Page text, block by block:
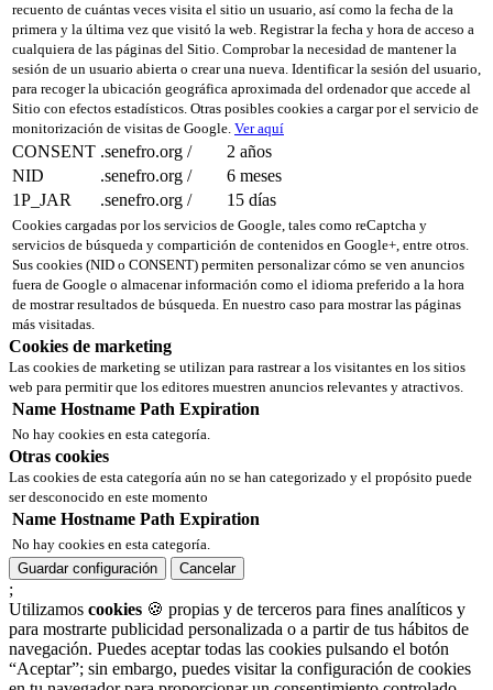
recuento de cuántas veces visita el sitio un usuario, así como la fecha de la
primera y la última vez que visitó la web. Registrar la fecha y hora de acceso a
cualquiera de las páginas del Sitio. Comprobar la necesidad de mantener la
sesión de un usuario abierta o crear una nueva. Identificar la sesión del usuario,
para recoger la ubicación geográfica aproximada del ordenador que accede al
Sitio con efectos estadísticos. Otras posibles cookies a cargar por el servicio de
monitorización de visitas de Google. Ver aquí
CONSENT .senefro.org /
2 años
NID
.senefro.org /
6 meses
1P_JAR
.senefro.org / 15 días
Cookies cargadas por los servicios de Google, tales como reCaptcha y
servicios de búsqueda y compartición de contenidos en Google+, entre otros.
Sus cookies (NID o CONSENT) permiten personalizar cómo se ven anuncios
fuera de Google o almacenar información como el idioma preferido a la hora
de mostrar resultados de búsqueda. En nuestro caso para mostrar las páginas
más visitadas.
Cookies de marketing
Las cookies de marketing se utilizan para rastrear a los visitantes en los sitios
web para permitir que los editores muestren anuncios relevantes y atractivos.
Name Hostname Path Expiration
No hay cookies en esta categoría.
Otras cookies
Las cookies de esta categoría aún no se han categorizado y el propósito puede
ser desconocido en este momento
Name Hostname Path Expiration
No hay cookies en esta categoría.
Guardar configuración
Cancelar
;
Utilizamos cookies 🍪 propias y de terceros para fines analíticos y
para mostrarte publicidad personalizada o a partir de tus hábitos de
navegación. Puedes aceptar todas las cookies pulsando el botón
“Aceptar”; sin embargo, puedes visitar la configuración de cookies